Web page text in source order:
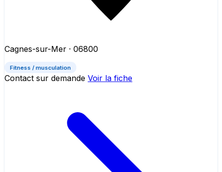
Cagnes-sur-Mer · 06800
Fitness / musculation
Contact sur demande Voir la fiche